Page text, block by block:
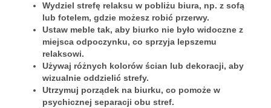
Wydziel strefę relaksu w pobliżu biura, np. z sofą
lub fotelem, gdzie możesz robić przerwy.
Ustaw meble tak, aby biurko nie było widoczne z
miejsca odpoczynku, co sprzyja lepszemu
relaksowi.
Używaj różnych kolorów ścian lub dekoracji, aby
wizualnie oddzielić strefy.
Utrzymuj porządek na biurku, co pomoże w
psychicznej separacji obu stref.